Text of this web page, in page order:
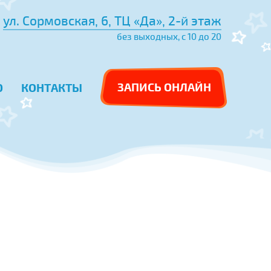
ул. Сормовская, 6, ТЦ «Да», 2-й этаж
без выходных, с 10 до 20
КОНТАКТЫ ЗАПИСЬ ОНЛАЙН